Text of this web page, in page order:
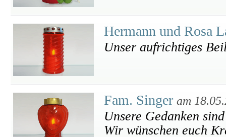
Hermann und Rosa
Unser aufrichtiges
Fam. Singer am
Unsere Gedanken
Wir wünschen euch